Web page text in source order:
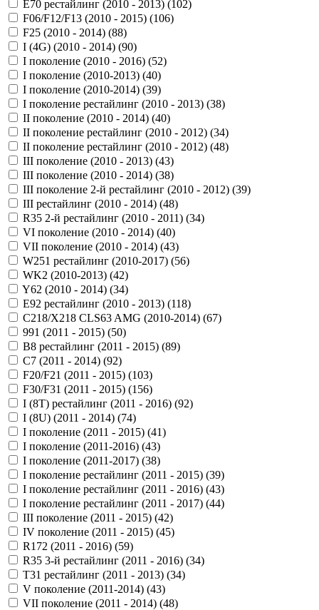
E70 рестайлинг (2010 - 2013) (102)
F06/F12/F13 (2010 - 2015) (106)
F25 (2010 - 2014) (88)
I (4G) (2010 - 2014) (90)
I поколение (2010 - 2016) (52)
I поколение (2010-2013) (40)
I поколение (2010-2014) (39)
I поколение рестайлинг (2010 - 2013) (38)
II поколение (2010 - 2014) (40)
II поколение рестайлинг (2010 - 2012) (34)
II поколение рестайлинг (2010 - 2012) (48)
III поколение (2010 - 2013) (43)
III поколение (2010 - 2014) (38)
III поколение 2-й рестайлинг (2010 - 2012) (39)
III рестайлинг (2010 - 2014) (48)
R35 2-й рестайлинг (2010 - 2011) (34)
VI поколение (2010 - 2014) (40)
VII поколение (2010 - 2014) (43)
W251 рестайлинг (2010-2017) (56)
WK2 (2010-2013) (42)
Y62 (2010 - 2014) (34)
Е92 рестайлинг (2010 - 2013) (118)
С218/X218 CLS63 AMG (2010-2014) (67)
991 (2011 - 2015) (50)
B8 рестайлинг (2011 - 2015) (89)
C7 (2011 - 2014) (92)
F20/F21 (2011 - 2015) (103)
F30/F31 (2011 - 2015) (156)
I (8T) рестайлинг (2011 - 2016) (92)
I (8U) (2011 - 2014) (74)
I поколение (2011 - 2015) (41)
I поколение (2011-2016) (43)
I поколение (2011-2017) (38)
I поколение рестайлинг (2011 - 2015) (39)
I поколение рестайлинг (2011 - 2016) (43)
I поколение рестайлинг (2011 - 2017) (44)
III поколение (2011 - 2015) (42)
IV поколение (2011 - 2015) (45)
R172 (2011 - 2016) (59)
R35 3-й рестайлинг (2011 - 2016) (34)
T31 рестайлинг (2011 - 2013) (34)
V поколение (2011-2014) (43)
VII поколение (2011 - 2014) (48)